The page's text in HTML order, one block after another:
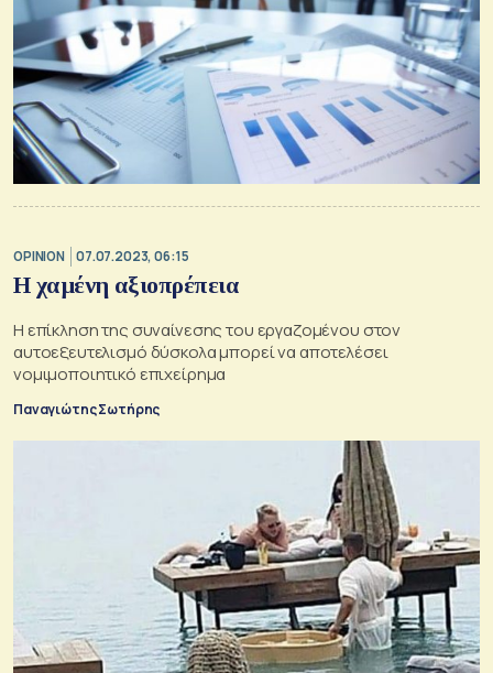
OPINION 07.07.2023, 06:15
Η χαμένη αξιοπρέπεια
Η επίκληση της συναίνεσης του εργαζομένου στον
αυτοεξευτελισμό δύσκολα μπορεί να αποτελέσει
νομιμοποιητικό επιχείρημα
Παναγιώτης Σωτήρης